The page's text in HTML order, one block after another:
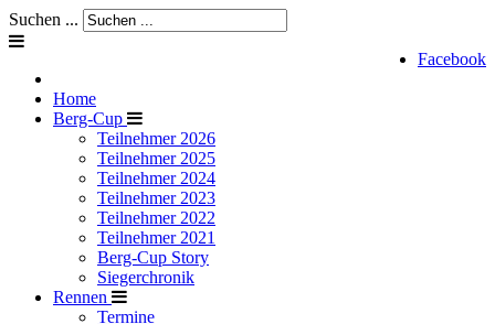
Suchen ...
Facebook
Home
Berg-Cup
Teilnehmer 2026
Teilnehmer 2025
Teilnehmer 2024
Teilnehmer 2023
Teilnehmer 2022
Teilnehmer 2021
Berg-Cup Story
Siegerchronik
Rennen
Termine